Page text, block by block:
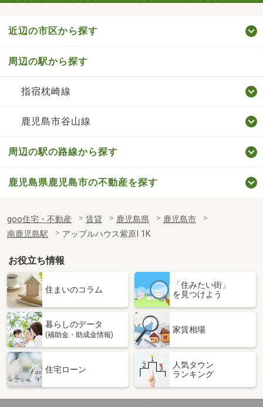
近辺の市区から探す
周辺の駅から探す
指宿枕崎線
鹿児島市谷山線
周辺の駅の路線から探す
鹿児島県鹿児島市の不動産を探す
goo住宅・不動産 賃貸 鹿児島県
鹿児島市
南鹿児島駅
アップルハウス紫原Ⅰ 1K
お役立ち情報
住まいのコラム
「住みたい街」
を見つけよう
暮らしのデータ
(補助金・助成金情報)
家賃相場
住宅ローン
人気タウン
ランキング